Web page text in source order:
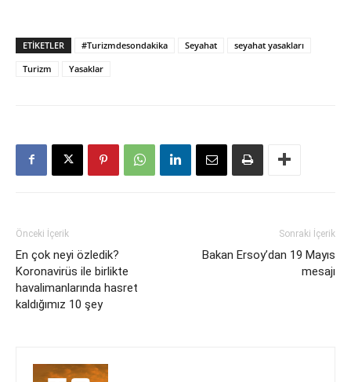
ETIKETLER #Turizmdesondakika Seyahat
seyahat yasakları
Turizm
Yasaklar
Önceki İçerik
En çok neyi özledik?
Koronavirüs ile birlikte
havalimanlarında hasret
kaldığımız 10 şey
Sonraki İçerik
Bakan Ersoy’dan 19 Mayıs
mesajı